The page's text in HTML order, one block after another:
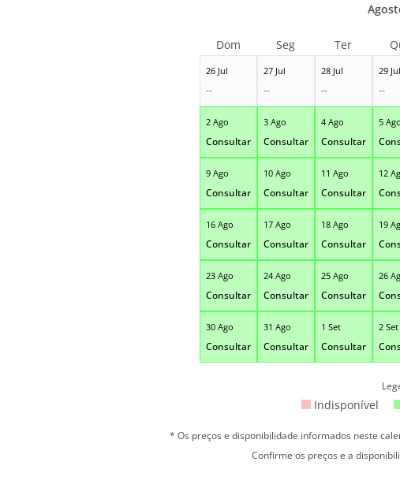
26 Jul
--
27 Jul
--
28 Jul
--
29 Jul
--
2 Ago
Consultar
3 Ago
Consultar
4 Ago
Consultar
5 Ago
9 Ago
Consultar
10 Ago
Consultar
11 Ago
Consultar
12
16 Ago
Consultar
17 Ago
Consultar
18 Ago
Consultar
19
23 Ago
Consultar
24 Ago
Consultar
25 Ago
Consultar
26
30 Ago
Consultar
31 Ago
Consultar
1 Set
Consultar
2 Set
Dom Seg Ter
Indisponível
* Os preços e disponibilidade informados neste
Confirme os preços e a